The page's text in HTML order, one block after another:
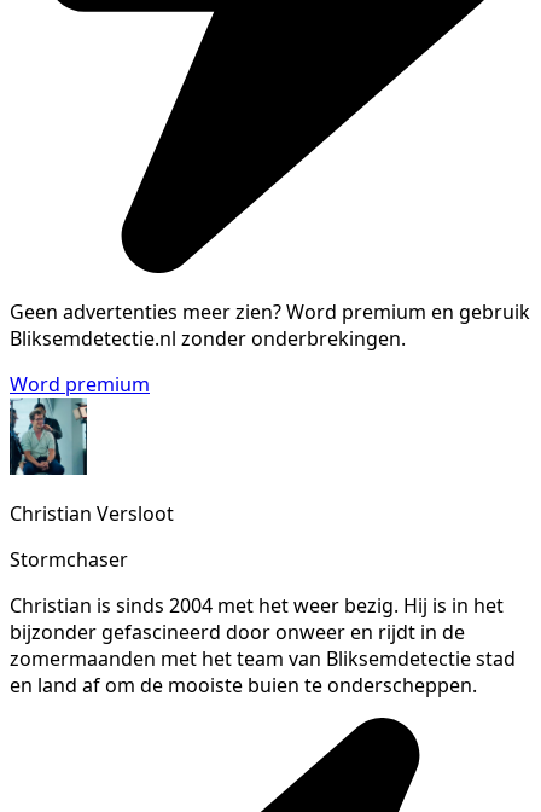
Geen advertenties meer zien?Word premium en gebruik
Bliksemdetectie.nl zonder onderbrekingen.
Word premium
Christian Versloot
Stormchaser
Christian is sinds 2004 met het weer bezig. Hij is in het
bijzonder gefascineerd door onweer en rijdt in de
zomermaanden met het team van Bliksemdetectie stad
en land af om de mooiste buien te onderscheppen.